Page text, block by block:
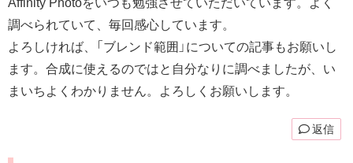
調べられていて、毎回感心しています。
よろしければ、「ブレンド範囲」についての記事もお願いし
ます。合成に使えるのではと自分なりに調べましたが、い
まいちよくわかりません。よろしくお願いします。
返信